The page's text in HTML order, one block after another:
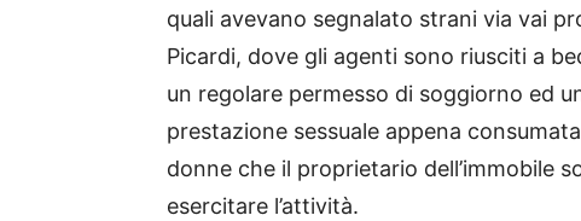
quali avevano segnalato strani via vai
Picardi, dove gli agenti sono riusciti a
un regolare permesso di soggiorno ed
prestazione sessuale appena
donne che il proprietario dell’immobile
esercitare l’attività.